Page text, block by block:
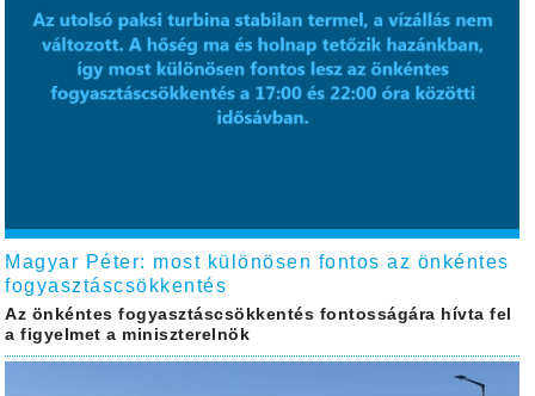
Magyar Péter: most különösen fontos az önkéntes
fogyasztáscsökkentés
Az önkéntes fogyasztáscsökkentés fontosságára hívta fel
a figyelmet a miniszterelnök